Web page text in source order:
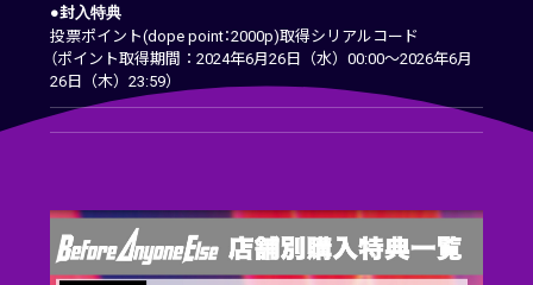
●封入特典
投票ポイント(dope point：2000p)取得シリアルコード
（ポイント取得期間：2024年6月26日（水）00:00～2026年6月
26日（木）23:59）